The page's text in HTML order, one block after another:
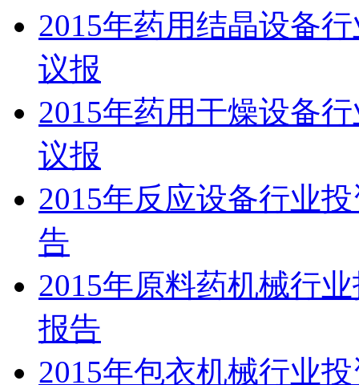
2015年药用结晶设备
议报
2015年药用干燥设备
议报
2015年反应设备行业
告
2015年原料药机械行
报告
2015年包衣机械行业